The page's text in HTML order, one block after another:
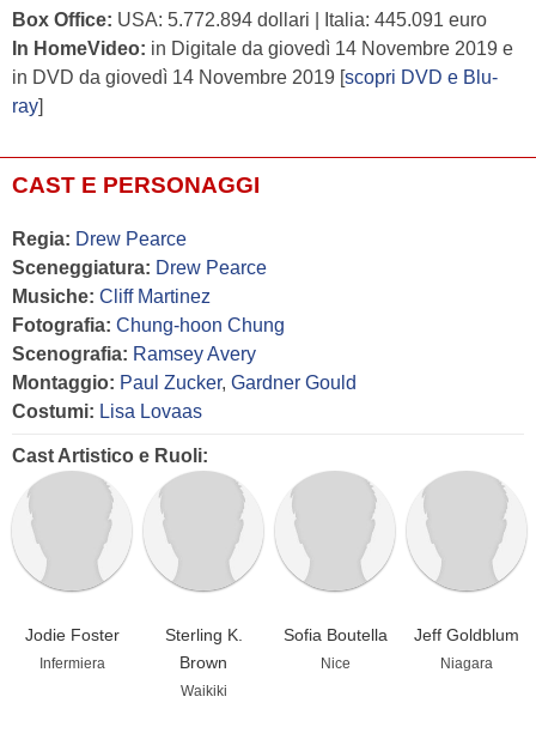
Box Office: USA: 5.772.894 dollari | Italia: 445.091 euro
In HomeVideo: in Digitale da giovedì 14 Novembre 2019 e
in DVD da giovedì 14 Novembre 2019 [scopri DVD e Blu-
ray]
CAST E PERSONAGGI
Regia: Drew Pearce
Sceneggiatura: Drew Pearce
Musiche: Cliff Martinez
Fotografia: Chung-hoon Chung
Scenografia: Ramsey Avery
Montaggio: Paul Zucker, Gardner Gould
Costumi: Lisa Lovaas
Cast Artistico e Ruoli:
Jodie Foster
Infermiera
Sterling K.
Brown
Waikiki
Sofia Boutella
Nice
Jeff Goldblum
Niagara